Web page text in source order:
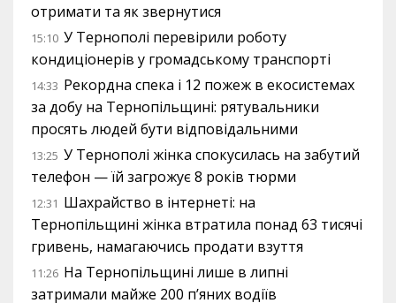
отримати та як звернутися
15:10 У Тернополі перевірили роботу
кондиціонерів у громадському транспорті
14:33 Рекордна спека і 12 пожеж в екосистемах
за добу на Тернопільщині: рятувальники
просять людей бути відповідальними
13:25 У Тернополі жінка спокусилась на забутий
телефон — їй загрожує 8 років тюрми
12:31 Шахрайство в інтернеті: на
Тернопільщині жінка втратила понад 63 тисячі
гривень, намагаючись продати взуття
11:26 На Тернопільщині лише в липні
затримали майже 200 п’яних водіїв